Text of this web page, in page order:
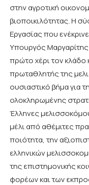
στην αγροτική
βιοποικιλότητας. Η
Εργασίας που
Υπουργός
πρώτο χέρι τον κλάδο
πρωταθλητής της
ουσιαστικό βήμα για
ολοκληρωμένης
Έλληνες
μέλι από αθέμιτες
ποιότητα, την
ελληνικών
της επιστημονικής
φορέων και των